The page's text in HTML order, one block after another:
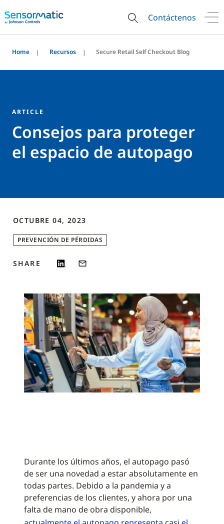
Contáctenos
Home Recursos Secure Retail Self Checkout Blog
ARTICLE
Consejos para proteger
el espacio de autopago
OCTUBRE 04, 2023
PREVENCIÓN DE PÉRDIDAS
SHARE
Durante los últimos años, el autopago pasó
de ser una novedad a estar absolutamente en
todas partes. Debido a la pandemia y a
preferencias de los clientes, y ahora por una
falta de mano de obra disponible,